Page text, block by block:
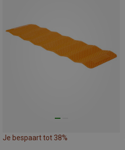
Je bespaart tot 38%